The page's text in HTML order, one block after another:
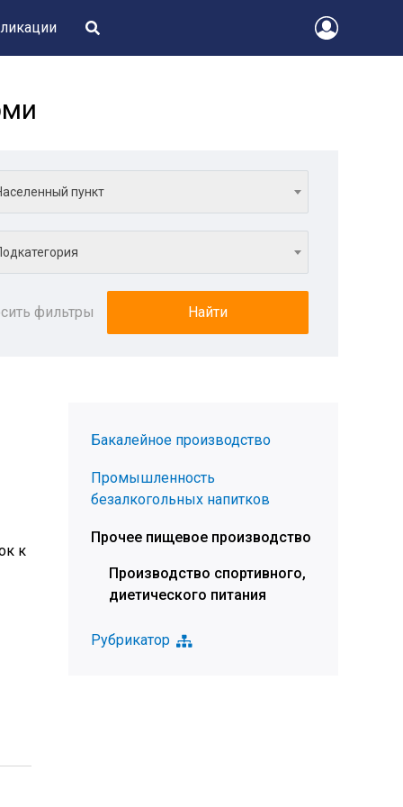
пункт
фильтры
к
Бакалейное производство
Промышленность
безалкогольных напитков
Прочее пищевое производство
Производство спортивного,
диетического питания
Рубрикатор